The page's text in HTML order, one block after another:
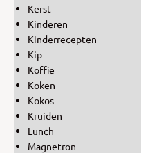
Kerst
Kinderen
Kinderrecepten
Kip
Koffie
Koken
Kokos
Kruiden
Lunch
Magnetron